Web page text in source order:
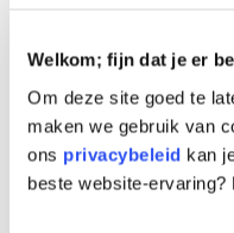
Welkom; fijn dat je er
Om deze site goed te
maken we gebruik van
ons privacybeleid kan
beste website-ervaring?
Ja, ik help
Eenmalig